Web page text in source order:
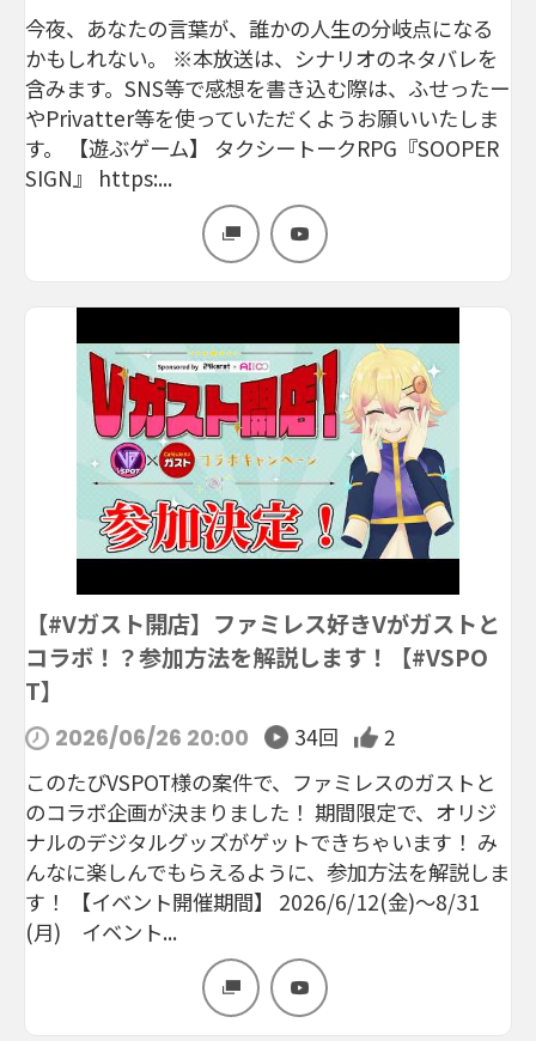
今夜、あなたの言葉が、誰かの人生の分岐点になる
かもしれない。 ※本放送は、シナリオのネタバレを
含みます。SNS等で感想を書き込む際は、ふせったー
やPrivatter等を使っていただくようお願いいたしま
す。 【遊ぶゲーム】 タクシートークRPG『SOOPER
SIGN』 https:...
【#Vガスト開店】ファミレス好きVがガストと
コラボ！？参加方法を解説します！【#VSPO
T】
2026/06/26 20:00 34回
2
このたびVSPOT様の案件で、ファミレスのガストと
のコラボ企画が決まりました！ 期間限定で、オリジ
ナルのデジタルグッズがゲットできちゃいます！ み
んなに楽しんでもらえるように、参加方法を解説しま
す！ 【イベント開催期間】 2026/6/12(金)～8/31
(月) イベント...